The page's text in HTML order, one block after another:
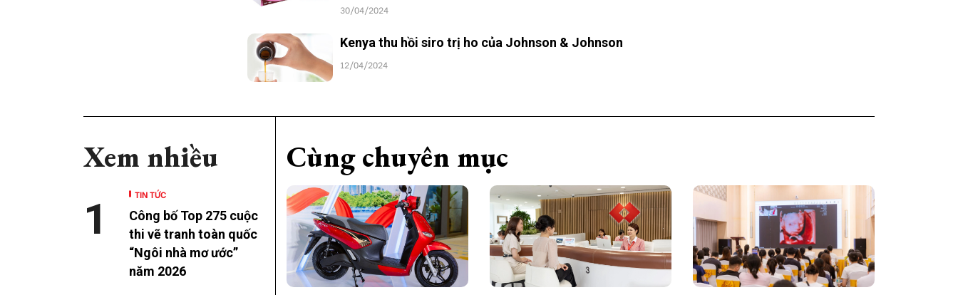
30/04/2024
Kenya thu hồi siro trị ho của Johnson & Johnson
12/04/2024
Xem nhiều
TIN TỨC
Công bố Top 275 cuộc
thi vẽ tranh toàn quốc
“Ngôi nhà mơ ước”
năm 2026
1
Cùng chuyên mục